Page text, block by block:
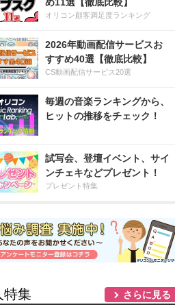
オリコン顧客満足度ランキング
2026年動画配信サービスお
すすめ40選【徹底比較】
CS動画配信サービス20選
毎週の音楽ランキングから、
ヒットの推移をチェック！
試写会、登壇イベント、サイ
ンチェキなどプレゼント！
プレゼント特集
特集 さらに見る